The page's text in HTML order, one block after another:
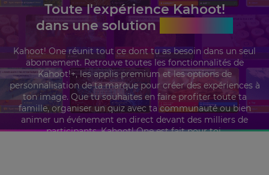
Toute l'expérience Kahoot!
dans une solution
Kahoot! One réunit tout ce dont tu as besoin dans un seul
abonnement. Retrouve toutes les fonctionnalités de
Kahoot!+, les applis premium et les options de
personnalisation de ta marque pour créer des expériences à
ton image. Que tu souhaites en faire profiter toute ta
famille, organiser un quiz avec ta communauté ou bien
animer un événement en direct devant des milliers de
participants, Kahoot! One est fait pour toi.